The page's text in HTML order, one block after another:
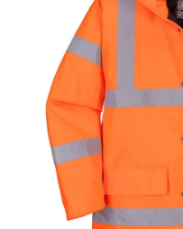
% OUTLET
Predajne Kontakt
Katalógy
Doprava, platba
Formulár na výmenu tovaru
Akcie v predajniach
Formulár na vrátenie tovaru